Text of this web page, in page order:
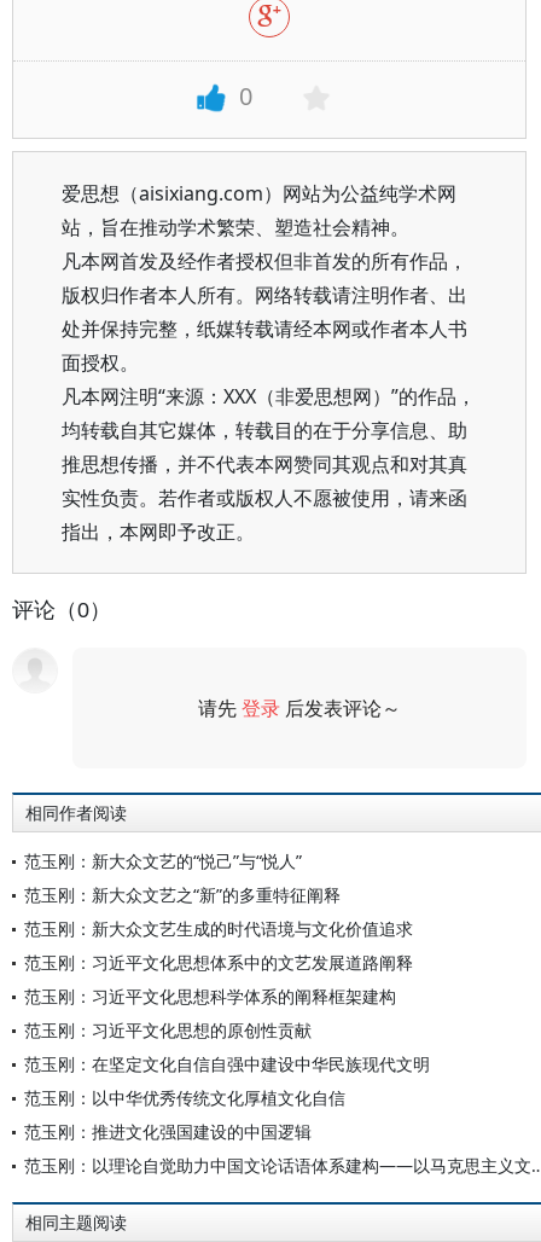
0
爱思想（aisixiang.com）网站为公益纯学术网
站，旨在推动学术繁荣、塑造社会精神。
凡本网首发及经作者授权但非首发的所有作品，
版权归作者本人所有。网络转载请注明作者、出
处并保持完整，纸媒转载请经本网或作者本人书
面授权。
凡本网注明“来源：XXX（非爱思想网）”的作品，
均转载自其它媒体，转载目的在于分享信息、助
推思想传播，并不代表本网赞同其观点和对其真
实性负责。若作者或版权人不愿被使用，请来函
指出，本网即予改正。
评论（0）
请先登录 后发表评论～
相同作者阅读
范玉刚：新大众文艺的“悦己”与“悦人”
范玉刚：新大众文艺之“新”的多重特征阐释
范玉刚：新大众文艺生成的时代语境与文化价值追求
范玉刚：习近平文化思想体系中的文艺发展道路阐释
范玉刚：习近平文化思想科学体系的阐释框架建构
范玉刚：习近平文化思想的原创性贡献
范玉刚：在坚定文化自信自强中建设中华民族现代文明
范玉刚：以中华优秀传统文化厚植文化自信
范玉刚：推进文化强国建设的中国逻辑
范玉刚：以理论自觉助力中国
相同主题阅读